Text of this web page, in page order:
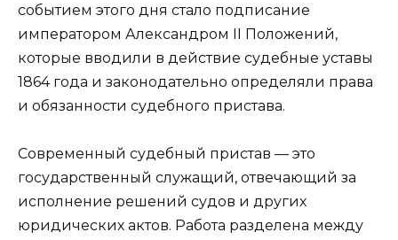
событием этого дня стало подписание
императором Александром II Положений,
которые вводили в действие судебные уставы
1864 года и законодательно определяли права
и обязанности судебного пристава.
Современный судебный пристав — это
государственный служащий, отвечающий за
исполнение решений судов и других
юридических актов. Работа разделена между